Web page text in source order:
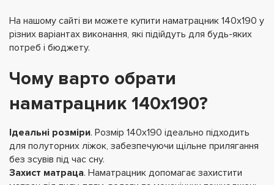
На нашому сайті ви можете купити наматрацник 140х190 у
різних варіантах виконання, які підійдуть для будь-яких
потреб і бюджету.
Чому варто обрати
наматрацник 140х190?
Ідеальні розміри. Розмір 140х190 ідеально підходить
для полуторних ліжок, забезпечуючи щільне прилягання
без зсувів під час сну.
Захист матраца. Наматрацник допомагає захистити